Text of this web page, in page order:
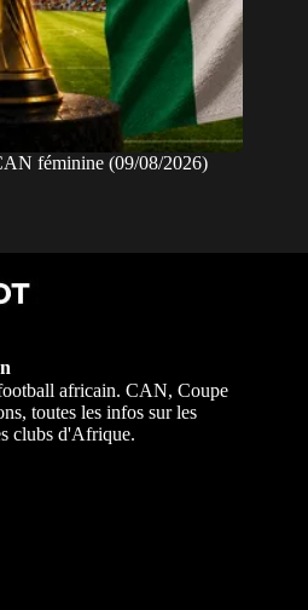
féminine (09/08/2026)
africain. CAN, Coupe
toutes les infos sur les
clubs d'Afrique.